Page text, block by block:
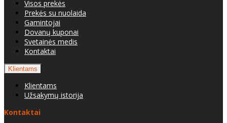
Visos prekės
Prekės su nuolaida
Gamintojai
Dovanų kuponai
Svetainės medis
Kontaktai
Klientams
Klientams
Užsakymų istorija
Kontaktai